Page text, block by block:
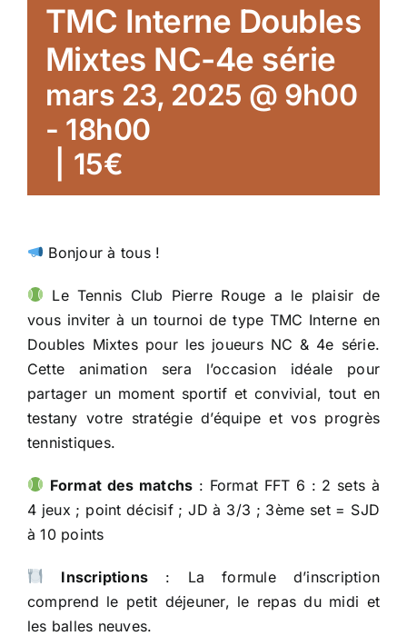
TMC Interne Doubles
Mixtes NC-4e série
mars 23, 2025 @ 9h00
- 18h00
15€
Bonjour à tous !
Le Tennis Club Pierre Rouge a le plaisir de
vous inviter à un tournoi de type TMC Interne en
Doubles Mixtes pour les joueurs NC & 4e série.
Cette animation sera l’occasion idéale pour
partager un moment sportif et convivial, tout en
testany votre stratégie d’équipe et vos progrès
tennistiques.
Format des matchs : Format FFT 6 : 2 sets à
4 jeux ; point décisif ; JD à 3/3 ; 3ème set = SJD
à 10 points
Inscriptions : La formule d’inscription
comprend le petit déjeuner, le repas du midi et
les balles neuves.